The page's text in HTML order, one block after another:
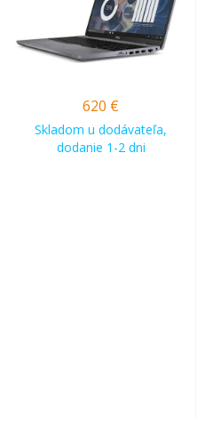
620 €
Skladom u dodávateľa,
dodanie 1-2 dni